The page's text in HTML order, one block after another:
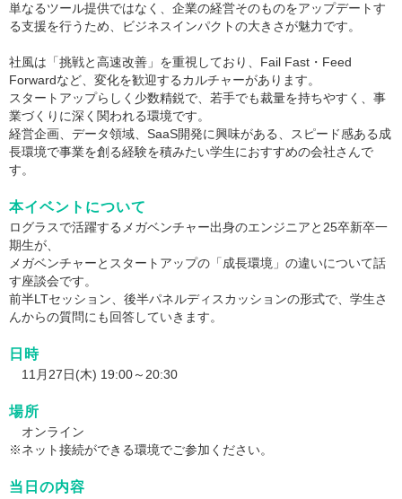
単なるツール提供ではなく、企業の経営そのものをアップデートす
る支援を行うため、ビジネスインパクトの大きさが魅力です。
社風は「挑戦と高速改善」を重視しており、Fail Fast・Feed
Forwardなど、変化を歓迎するカルチャーがあります。
スタートアップらしく少数精鋭で、若手でも裁量を持ちやすく、事
業づくりに深く関われる環境です。
経営企画、データ領域、SaaS開発に興味がある、スピード感ある成
長環境で事業を創る経験を積みたい学生におすすめの会社さんで
す。
本イベントについて
ログラスで活躍するメガベンチャー出身のエンジニアと25卒新卒一
期生が、
メガベンチャーとスタートアップの「成長環境」の違いについて話
す座談会です。
前半LTセッション、後半パネルディスカッションの形式で、学生さ
んからの質問にも回答していきます。
日時
11月27日(木) 19:00～20:30
場所
オンライン
※ネット接続ができる環境でご参加ください。
当日の内容